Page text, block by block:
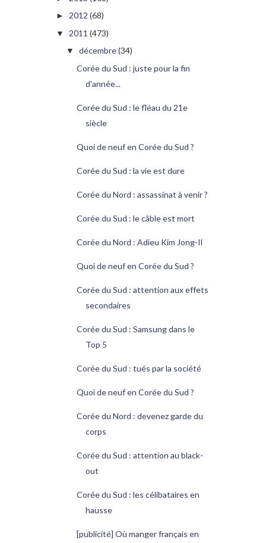
► 2012 (68)
▼ 2011 (473)
▼ décembre(34)
Corée du Sud : juste pour la fin
d'année...
Corée du Sud : le fléau du 21e
siècle
Quoi de neuf en Corée du Sud ?
Corée du Sud : la vie est dure
Corée du Nord : assassinat à venir ?
Corée du Sud : le câble est mort
Corée du Nord : Adieu Kim Jong-Il
Quoi de neuf en Corée du Sud ?
Corée du Sud : attention aux effets
secondaires
Corée du Sud : Samsung dans le
Top 5
Corée du Sud : tués par la société
Quoi de neuf en Corée du Sud ?
Corée du Nord : devenez garde du
corps
Corée du Sud : attention au black-
out
Corée du Sud : les célibataires en
hausse
[publicité] Où manger français en